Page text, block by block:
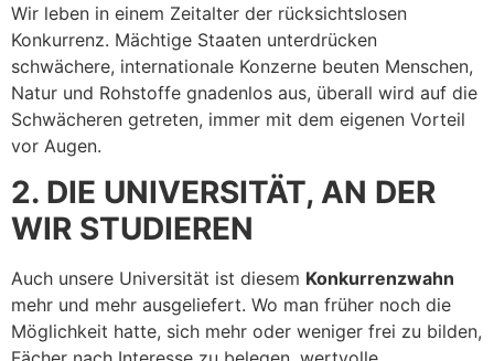
Wir leben in einem Zeitalter der rücksichtslosen
Konkurrenz. Mächtige Staaten unterdrücken
schwächere, internationale Konzerne beuten Menschen,
Natur und Rohstoffe gnadenlos aus, überall wird auf die
Schwächeren getreten, immer mit dem eigenen Vorteil
vor Augen.
2. DIE UNIVERSITÄT, AN DER
WIR STUDIEREN
Auch unsere Universität ist diesem Konkurrenzwahn
mehr und mehr ausgeliefert. Wo man früher noch die
Möglichkeit hatte, sich mehr oder weniger frei zu bilden,